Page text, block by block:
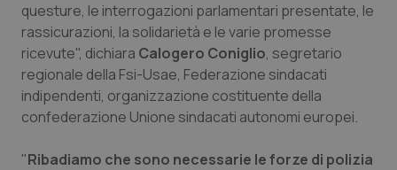
Lombardia
Marche
Molise
Piemonte
Dolore
Donna & Salute
Epatiti
HIV
questure, le interrogazioni parlamentari presentate, le
rassicurazioni, la solidarietà e le varie promesse
ricevute", dichiara Calogero Coniglio, segretario
regionale della Fsi-Usae, Federazione sindacati
indipendenti, organizzazione costituente della
confederazione Unione sindacati autonomi europei.
"Ribadiamo che sono necessarie le forze di polizia